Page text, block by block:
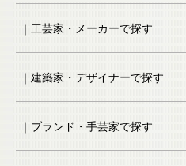
｜工芸家・メーカーで探す
｜建築家・デザイナーで探す
｜ブランド・手芸家で探す